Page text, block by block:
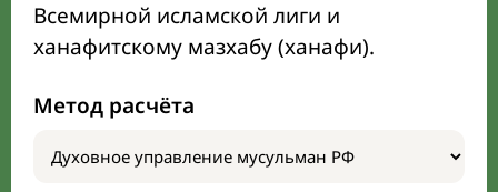
Всемирной исламской лиги и
ханафитскому мазхабу (ханафи).
Метод расчёта